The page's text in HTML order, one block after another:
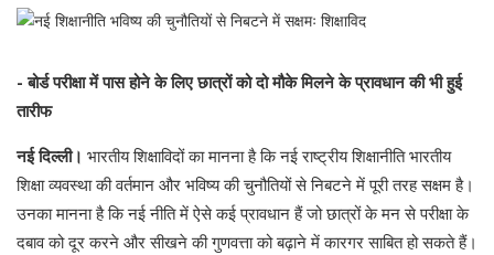
- बोर्ड परीक्षा में पास होने के लिए छात्रों को दो मौके मिलने के प्रावधान की भी हुई
तारीफ
नई दिल्ली। भारतीय शिक्षाविदों का मानना है कि नई राष्ट्रीय शिक्षानीति भारतीय
शिक्षा व्यवस्था की वर्तमान और भविष्य की चुनौतियों से निबटने में पूरी तरह सक्षम है।
उनका मानना है कि नई नीति में ऐसे कई प्रावधान हैं जो छात्रों के मन से परीक्षा के
दबाव को दूर करने और सीखने की गुणवत्ता को बढ़ाने में कारगर साबित हो सकते हैं।